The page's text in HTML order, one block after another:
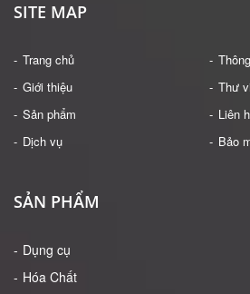
SITE MAP
Trang chủ
Giới thiệu
Sản phẩm
Dịch vụ
Thư
Liên
Bảo
SẢN PHẨM
Dụng cụ
Hóa Chất